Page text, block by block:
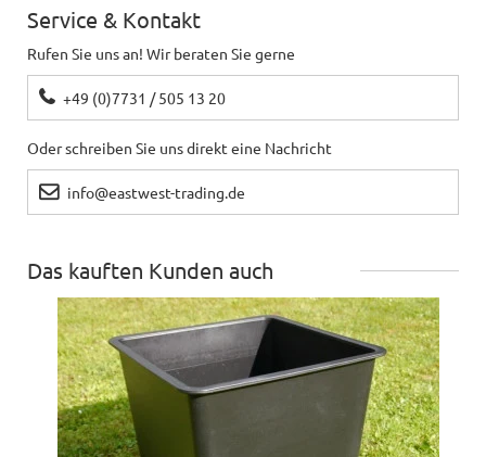
Zwergbäume, kann sie nur weiterempfehlen. Auch
im Innenbereich sehen sie gut aus
Detlef
Kübel steht im freien
schöne Ausführung ganz so wie erwartet und schon
frühere Lieferungen
Regina schreibt26.04.2018
Schöne Kübel!
Service & Kontakt
Rufen Sie uns an! Wir beraten Sie gerne
+49 (0)7731 / 505 13 20
Oder schreiben Sie uns direkt eine Nachricht
info@eastwest-trading.de
Das kauften Kunden auch